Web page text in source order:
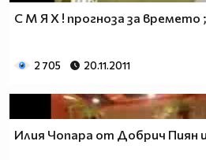
С М Я Х ! прогноза за времето
2 705 20.11.2011
Илия Чопара от Добрич Пиян